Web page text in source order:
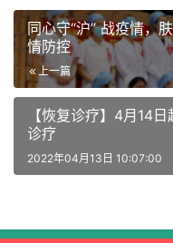
同心守“沪” 战疫情
情防控
上一篇
【恢复诊疗】4月14
诊疗
2022年04月13日 10:07:00